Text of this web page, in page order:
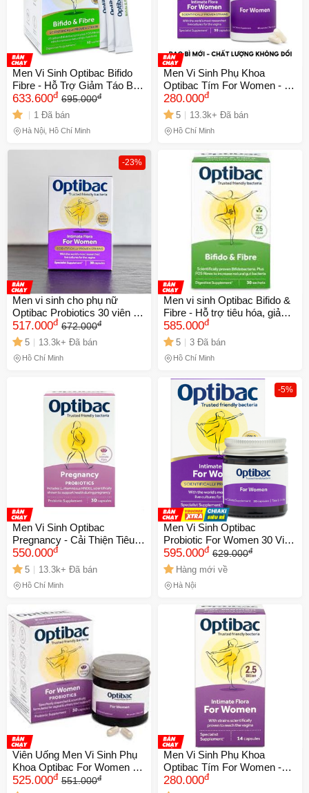
Men Vi Sinh Optibac Bifido
Fibre - Hỗ Trợ Giảm Táo Bón
Và Cung Cấp Chất Xơ
Đường Ruột - Hộp 30 Gói
Cho Người Lớn
633.600đ 695.000đ
1 Đã bán
Hà Nội, Hồ Chí Minh
Men Vi Sinh Phụ Khoa
Optibac Tím For Women - Bổ
Sung Lợi Khuẩn Hỗ Trợ Sức
Khỏe Phụ Nữ, Giảm Nguy
Cơ Viêm Nhiễm
280.000đ
5
13.3k+ Đã bán
Hồ Chí Minh
-23%
Men vi sinh cho phụ nữ
Optibac Probiotics 30 viên -
Hỗ trợ tiêu hóa và tăng
cường sức đề kháng tự
nhiên
517.000đ 672.000đ
5 13.3k+ Đã bán
Hồ Chí Minh
Men vi sinh Optibac Bifido &
Fibre - Hỗ trợ tiêu hóa, giảm
táo bón, bổ sung lợi khuẩn
cho người lớn (30 gói)
585.000đ
5
3 Đã bán
Hồ Chí Minh
Men Vi Sinh Optibac
Pregnancy - Cải Thiện Tiêu
Hóa Cho Mẹ Bầu & Cho Con
Bú | Hỗ Trợ Miễn Dịch, 30
Viên Vegan, Không Gluten
550.000đ
5
13.3k+ Đã bán
Hồ Chí Minh
-5%
Men Vi Sinh Optibac
Probiotic For Women 30 Viên
[hàng nhập khẩu]
595.000đ 629.000đ
Hàng mới về
Hà Nội
Viên Uống Men Vi Sinh Phụ
Khoa Optibac For Women -
Bổ Sung Lợi Khuẩn, Chăm
525.000đ 551.000đ
Men Vi Sinh Phụ Khoa
Optibac Tím For Women -
Hỗ Trợ Lợi Khuẩn và Kháng
280.000đ